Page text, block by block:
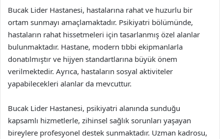
Bucak Lider Hastanesi, hastalarına rahat ve huzurlu bir
ortam sunmayı amaçlamaktadır. Psikiyatri bölümünde,
hastaların rahat hissetmeleri için tasarlanmış özel alanlar
bulunmaktadır. Hastane, modern tıbbi ekipmanlarla
donatılmıştır ve hijyen standartlarına büyük önem
verilmektedir. Ayrıca, hastaların sosyal aktiviteler
yapabilecekleri alanlar da mevcuttur.
Bucak Lider Hastanesi, psikiyatri alanında sunduğu
kapsamlı hizmetlerle, zihinsel sağlık sorunları yaşayan
bireylere profesyonel destek sunmaktadır. Uzman kadrosu,